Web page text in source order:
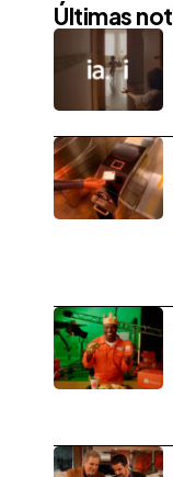
Últimas